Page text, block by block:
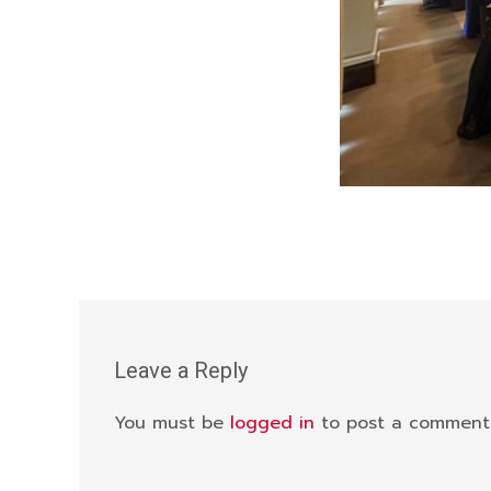
Leave a Reply
You must be logged in to post a